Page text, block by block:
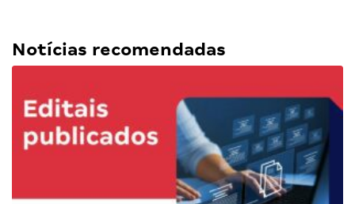
Notícias recomendadas